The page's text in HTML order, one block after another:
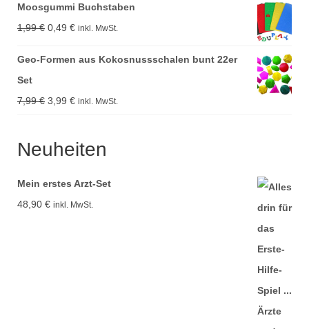
war:
7,99 €
Moosgummi Buchstaben
1,99€ Ursprünglicher
0,49 €Aktueller
inkl. MwSt.
Geo-Formen aus Kokosnussschalen bunt 22er
Set
7,99€ Ursprünglicher
war:
3,99 €Aktueller
ist:
inkl. MwSt.
Neuheiten
Mein erstes Arzt-Set
48,90 € inkl. MwSt.